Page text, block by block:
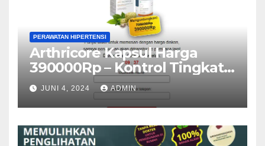
PERAWATAN HIPERTENSI
Arthricore Kapsul Harga
390000Rp – Kontrol Tingkat
Hipertensi (Indonesia)
JUNI 4, 2024 ADMIN